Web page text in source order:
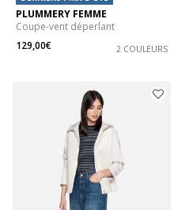
PLUMMERY FEMME
Coupe-vent déperlant
129,00€
2 COULEURS